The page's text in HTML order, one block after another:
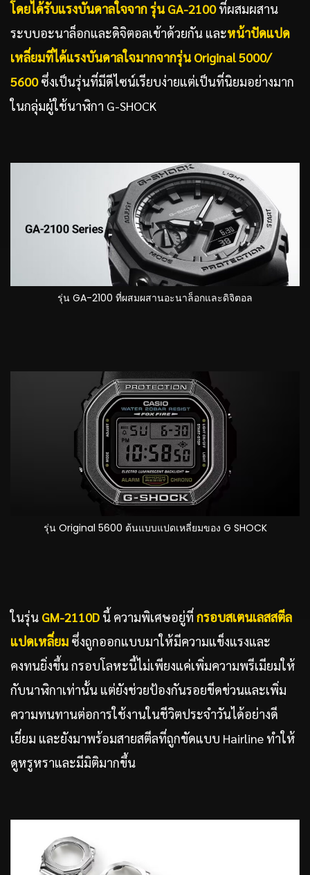
โดยได้รับแรงบันดาลใจจาก รุ่นGA-2100ที่ผสมผสาน
ระบบอะนาล็อกและดิจิตอลเข้าด้วยกัน และหน้าปัดแปด
เหลี่ยมที่ได้แรงบันดาลใจมากจากรุ่นOriginal 5000/
5600ซึ่งเป็นรุ่นที่มีดีไซน์เรียบง่ายแต่เป็นที่นิยมอย่างมาก
ในกลุ่มผู้ใช้นาฬิกา G-SHOCK
รุ่น GA-2100 ที่ผสมผสานอะนาล็อกและดิจิตอล
รุ่น Original 5600 ต้นแบบแปดเหลี่ยมของ G SHOCK
ในรุ่น GM-2110D นี้ ความพิเศษอยู่ที่ กรอบสเตนเลสสตีล
แปดเหลี่ยม ซึ่งถูกออกแบบมาให้มีความแข็งแรงและ
คงทนยิ่งขึ้น กรอบโลหะนี้ไม่เพียงแค่เพิ่มความพรีเมียมให้
กับนาฬิกาเท่านั้น แต่ยังช่วยป้องกันรอยขีดข่วนและเพิ่ม
ความทนทานต่อการใช้งานในชีวิตประจำวันได้อย่างดี
เยี่ยม และยังมาพร้อมสายสตีลที่ถูกขัดแบบ Hairline ทำให้
ดูหรูหราและมีมิติมากขึ้น